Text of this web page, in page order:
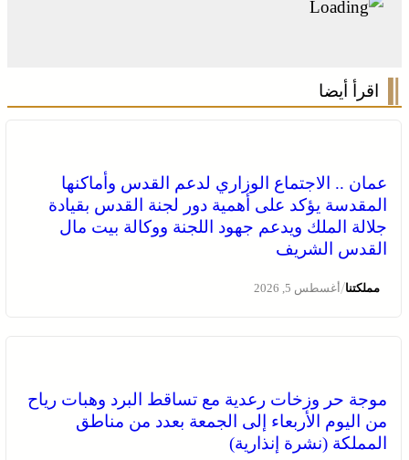
اقرأ أيضا
عمان .. الاجتماع الوزاري لدعم القدس وأماكنها
المقدسة يؤكد على أهمية دور لجنة القدس بقيادة
جلالة الملك ويدعم جهود اللجنة ووكالة بيت مال
القدس الشريف
مملكتنا/أغسطس 5, 2026
موجة حر وزخات رعدية مع تساقط البرد وهبات رياح
من اليوم الأربعاء إلى الجمعة بعدد من مناطق
المملكة (نشرة إنذارية)